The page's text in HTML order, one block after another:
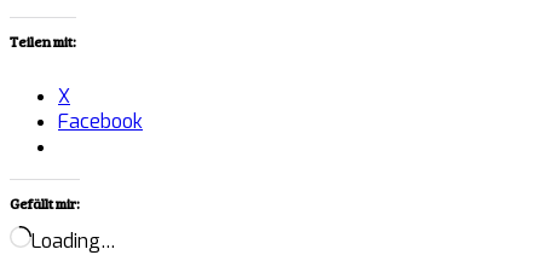
Teilen mit:
X
Facebook
Gefällt mir:
Loading…